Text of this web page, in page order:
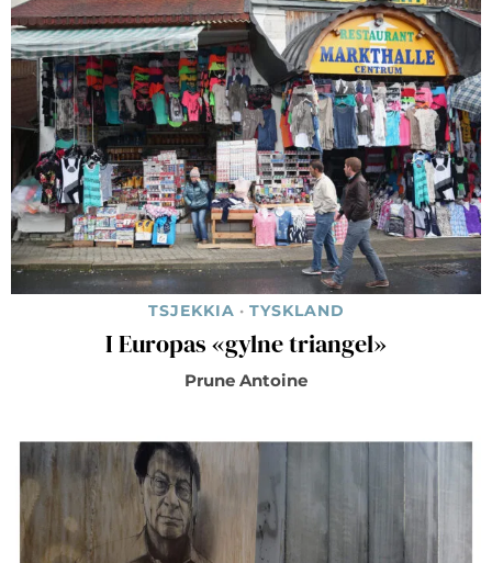
TSJEKKIA · TYSKLAND
I Europas «gylne triangel»
Prune Antoine